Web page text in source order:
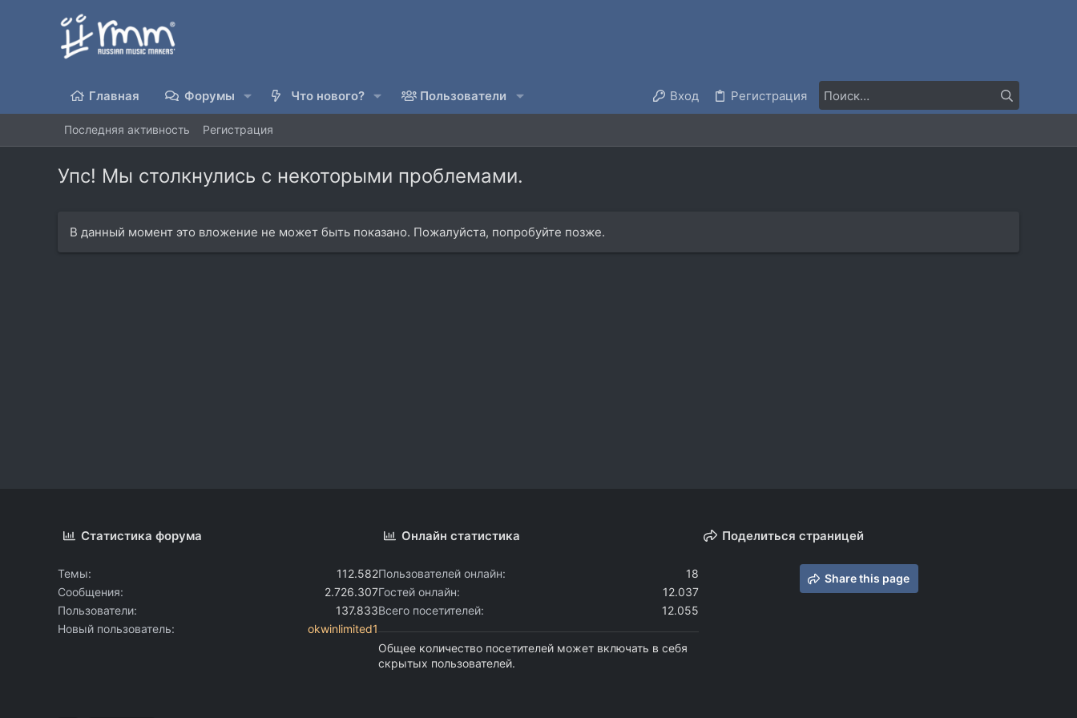
Главная Форумы Что нового? Пользователи Вход Регистрация
Последняя активность Регистрация
Упс! Мы столкнулись с некоторыми проблемами.
В данный момент это вложение не может быть показано. Пожалуйста, попробуйте позже.
Статистика форума
Темы
112.582
Сообщения
2.726.307
Пользователи
137.833
Новый пользователь
okwinlimited1
Онлайн статистика
Пользователей онлайн
18
Гостей онлайн
12.037
Всего посетителей
12.055
Общее количество посетителей может включать в себя
скрытых пользователей.
Поделиться страницей
Share this page